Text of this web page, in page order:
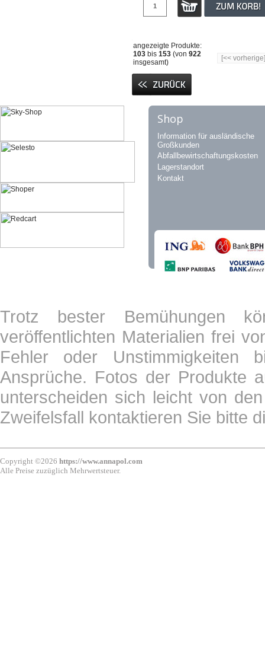
angezeigte Produkte:
103 bis 153 (von 922
insgesamt)
[<< vorherige]
Shop
Information für ausländische
Großkunden
Abfallbewirtschaftungskosten
Lagerstandort
Kontakt
Trotz bester Bemühungen
veröffentlichten Materialien frei
Fehler oder Unstimmigkeiten
Ansprüche. Fotos der Produkte
unterscheiden sich leicht von
Zweifelsfall kontaktieren Sie bitte
Copyright ©2026 https://www.annapol.com
Alle Preise zuzüglich Mehrwertsteuer.